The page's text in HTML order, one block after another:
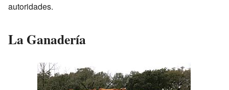
autoridades.
La Ganadería